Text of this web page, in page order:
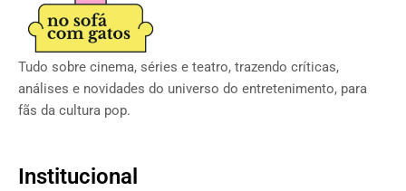
Tudo sobre cinema, séries e teatro, trazendo críticas,
análises e novidades do universo do entretenimento, para
fãs da cultura pop.
Institucional